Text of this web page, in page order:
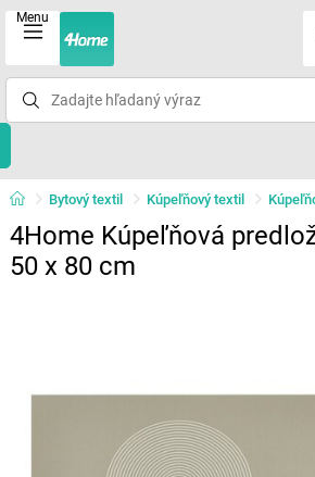
Menu
Bytový textil Kúpeľňový textil
4Home Kúpeľňová
50 x 80 cm